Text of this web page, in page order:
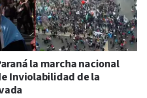
la marcha nacional
Inviolabilidad de la